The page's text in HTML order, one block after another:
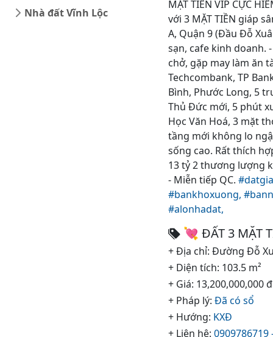
Nhà đất Vĩnh Lộc
MẶT TIỀN VIP CỰC
với 3 MẶT TIỀN giáp
A, Quận 9 (Đầu Đỗ
sạn, cafe kinh doanh.
chở, gặp may làm ăn
Techcombank, TP
Bình, Phước Long, 5
Thủ Đức mới, 5 phút
Học Văn Hoá, 3 mặt
tầng mới không lo
sống cao. Rất thích
13 tỷ 2 thương lượng
- Miễn tiếp QC.
#bankhoxuong,
#alonhadat,
💘 ĐẤT 3 MẶT
+ Địa chỉ: Đường Đỗ
+ Diện tích: 103.5 m²
+ Giá: 13,200,000,000 đ
+ Pháp lý: Đã có sổ
+ Hướng: KXĐ
+ Liên hệ: 0909786719